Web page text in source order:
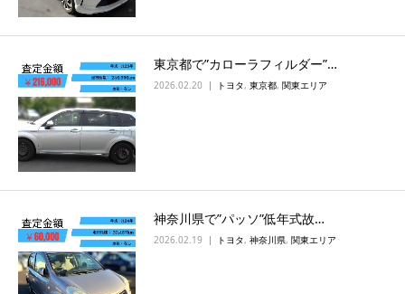
東京都で”カローラフィルダー”…
2026.02.20 トヨタ, 東京都, 関東エリア
神奈川県で”パッソ”低年式故…
2026.02.19 トヨタ, 神奈川県, 関東エリア